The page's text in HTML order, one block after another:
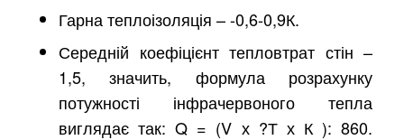
Гарна теплоізоляція – -0,6-0,9К.
Середній коефіцієнт тепловтрат стін –
1,5, значить, формула розрахунку
потужності інфрачервоного тепла
виглядає так: Q = (V х ?Т х К ): 860.